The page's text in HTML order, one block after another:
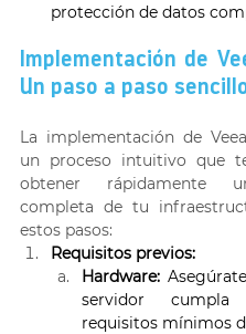
protección de datos
Implementación de
Un paso a paso
La implementación de
un proceso intuitivo que
obtener rápidamente
completa de tu
estos pasos:
Requisitos previos:
Hardware:
servidor
requisitos mínimos